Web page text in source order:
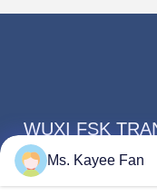
WUXI FSK
Ms. Kayee Fan